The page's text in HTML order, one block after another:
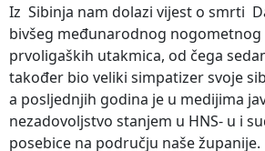
Iz Sibinja nam dolazi vijest o smrti
bivšeg međunarodnog nogometnog
prvoligaških utakmica, od čega
također bio veliki simpatizer svoje
a posljednjih godina je u medijima
nezadovoljstvo stanjem u HNS- u i
posebice na području naše županije.